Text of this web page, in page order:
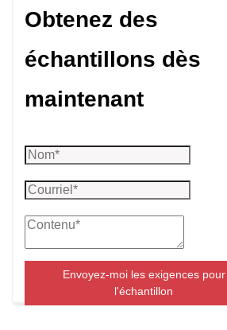
Obtenez des
échantillons dès
maintenant
Envoyez-moi les exigences pour
l'échantillon